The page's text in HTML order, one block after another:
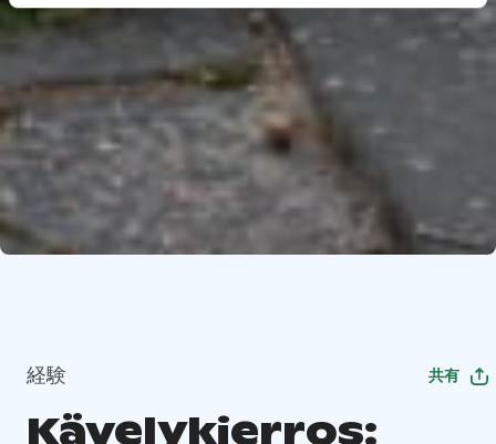
経験 共有
Kävelykierros: